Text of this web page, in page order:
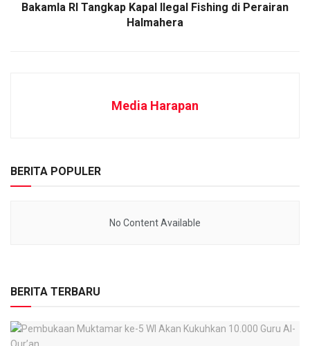
Bakamla RI Tangkap Kapal Ilegal Fishing di Perairan
Halmahera
Media Harapan
BERITA POPULER
No Content Available
BERITA TERBARU